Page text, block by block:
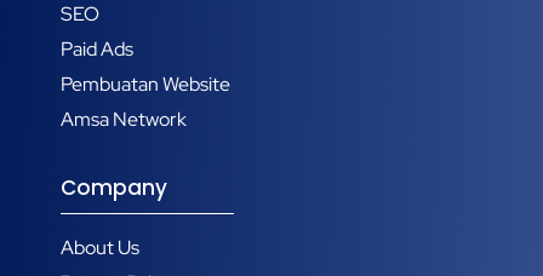
SEO
Paid Ads
Pembuatan Website
Amsa Network
Company
About Us